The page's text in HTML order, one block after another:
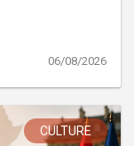
06/08/2026
CULTURE